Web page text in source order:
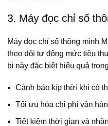
3. Máy đọc chỉ số
Máy đọc chỉ số thông minh
theo dõi tự động mức tiêu
bị này đặc biệt hiệu quả
Cảnh báo kịp thời khi có
Tối ưu hóa chi phí vận
Tiết kiệm thời gian và